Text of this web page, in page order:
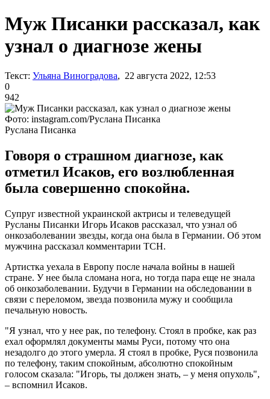
Муж Писанки рассказал, как
узнал о диагнозе жены
Текст: Ульяна Виноградова, 22 августа 2022, 12:53
0
942
Фото: instagram.com/Руслана Писанка
Руслана Писанка
Говоря о страшном диагнозе, как
отметил Исаков, его возлюбленная
была совершенно спокойна.
Супруг известной украинской актрисы и телеведущей
Русланы Писанки Игорь Исаков рассказал, что узнал об
онкозаболевании звезды, когда она была в Германии. Об этом
мужчина рассказал комментарии ТСН.
Артистка уехала в Европу после начала войны в нашей
стране. У нее была сломана нога, но тогда пара еще не знала
об онкозаболевании. Будучи в Германии на обследовании в
связи с переломом, звезда позвонила мужу и сообщила
печальную новость.
"Я узнал, что у нее рак, по телефону. Стоял в пробке, как раз
ехал оформлял документы мамы Руси, потому что она
незадолго до этого умерла. Я стоял в пробке, Руся позвонила
по телефону, таким спокойным, абсолютно спокойным
голосом сказала: "Игорь, ты должен знать, – у меня опухоль",
– вспомнил Исаков.